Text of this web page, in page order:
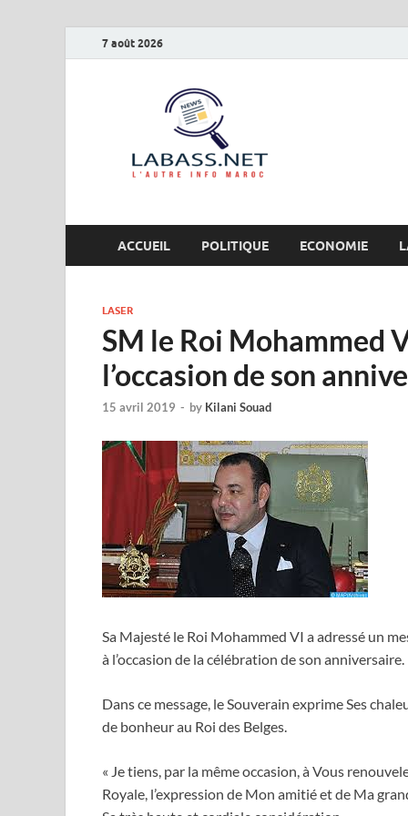
7 août 2026
ACCUEIL POLITIQUE ECONOMIE
LASER
SM le Roi Mohammed
l’occasion de son
15 avril 2019 - by Kilani Souad
Sa Majesté le Roi Mohammed VI a adressé un
à l’occasion de la célébration de son anniversaire.
Dans ce message, le Souverain exprime Ses
de bonheur au Roi des Belges.
« Je tiens, par la même occasion, à Vous
Royale, l’expression de Mon amitié et de Ma